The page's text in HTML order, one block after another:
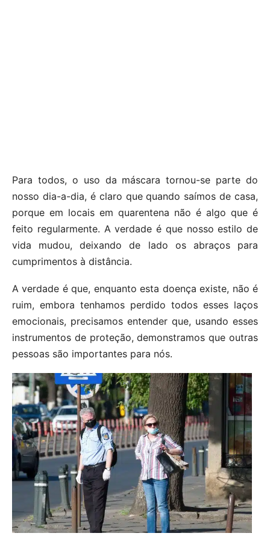
Para todos, o uso da máscara tornou-se parte do
nosso dia-a-dia, é claro que quando saímos de casa,
porque em locais em quarentena não é algo que é
feito regularmente. A verdade é que nosso estilo de
vida mudou, deixando de lado os abraços para
cumprimentos à distância.
A verdade é que, enquanto esta doença existe, não é
ruim, embora tenhamos perdido todos esses laços
emocionais, precisamos entender que, usando esses
instrumentos de proteção, demonstramos que outras
pessoas são importantes para nós.